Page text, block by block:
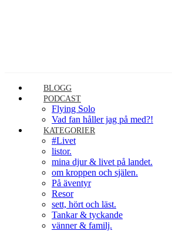
BLOGG
PODCAST
Flying Solo
Vad fan håller jag på med?!
KATEGORIER
#Livet
listor.
mina djur & livet på landet.
om kroppen och själen.
På äventyr
Resor
sett, hört och läst.
Tankar & tyckande
vänner & familj.